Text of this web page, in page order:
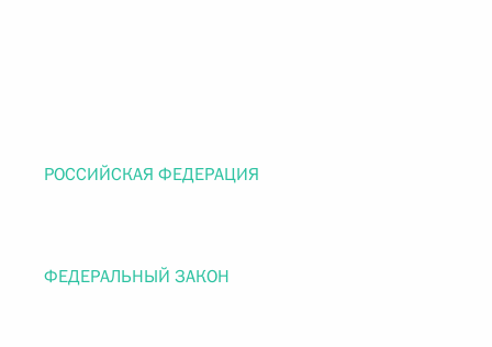
РОССИЙСКАЯ ФЕДЕРАЦИЯ
ФЕДЕРАЛЬНЫЙ ЗАКОН